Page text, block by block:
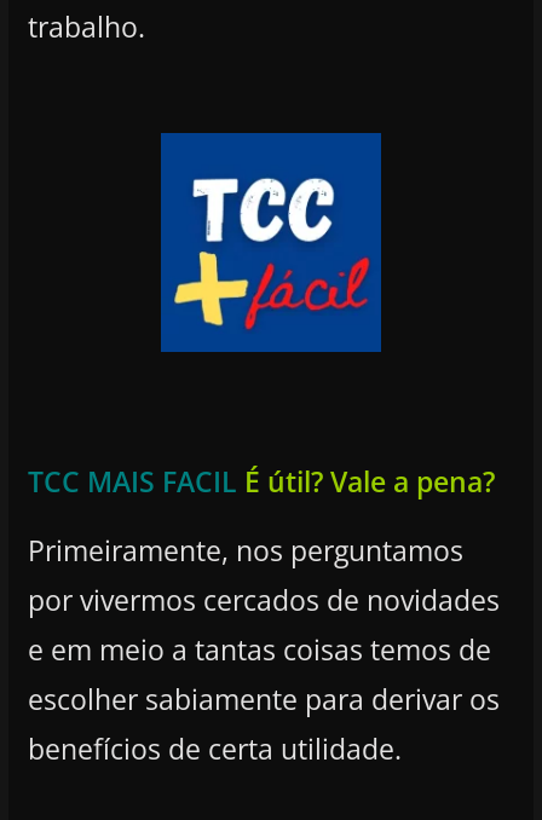
trabalho.
TCC MAIS FACIL É útil? Vale a pena?
Primeiramente, nos perguntamos
por vivermos cercados de novidades
e em meio a tantas coisas temos de
escolher sabiamente para derivar os
benefícios de certa utilidade.